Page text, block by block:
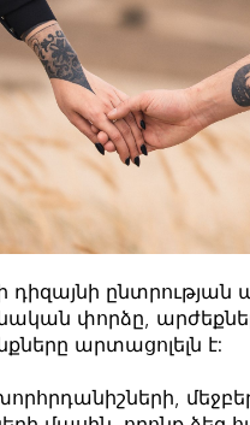
ընտրության
փորձը,
արտացոլելն է: